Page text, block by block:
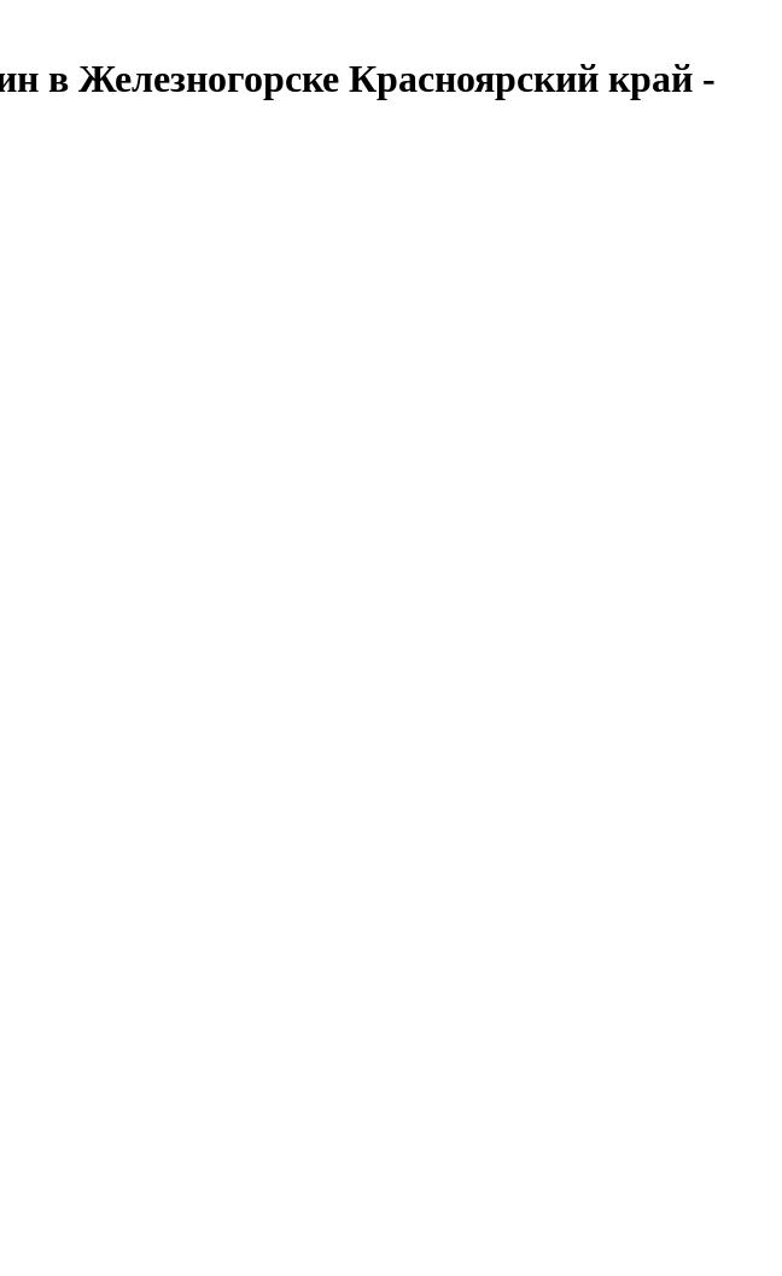
в Железногорске Красноярский край -